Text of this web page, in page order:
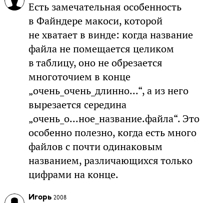
Есть замечательная особенность
в Файндере макоси, которой
не хватает в винде: когда название
файла не помещается целиком
в таблицу, оно не обрезается
многоточием в конце
„очень_очень_длинно...“, а из него
вырезается середина
„очень_о...ное_название.файла“. Это
особенно полезно, когда есть много
файлов с почти одинаковым
названием, различающихся только
цифрами на конце.
Игорь 2008